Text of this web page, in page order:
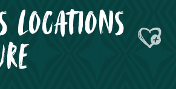
LOCATIONS